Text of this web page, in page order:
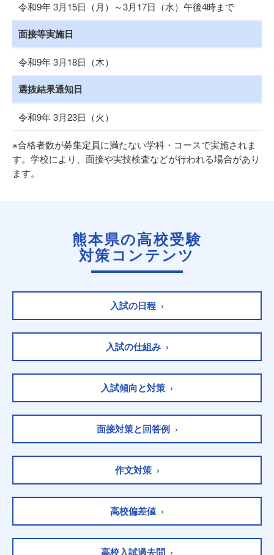
令和9年 3月15日（月）～3月17日（水）午後4時まで
面接等実施日
令和9年 3月18日（木）
選抜結果通知日
令和9年 3月23日（火）
※合格者数が募集定員に満たない学科・コースで実施されま
す。学校により、面接や実技検査などが行われる場合があり
ます。
熊本県の高校受験
対策コンテンツ
入試の日程 ›
入試の仕組み ›
入試傾向と対策 ›
面接対策と回答例 ›
作文対策 ›
高校偏差値 ›
高校入試過去問 ›